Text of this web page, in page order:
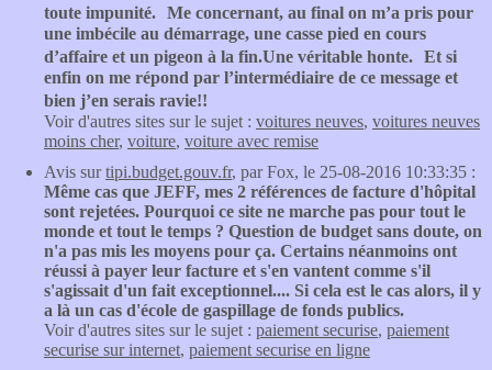
toute impunité. Me concernant, au final on m’a pris pour
une imbécile au démarrage, une casse pied en cours
d’affaire et un pigeon à la fin.Une véritable honte. Et si
enfin on me répond par l’intermédiaire de ce message et
bien j’en serais ravie!!
Voir d'autres sites sur le sujet : voitures neuves, voitures neuves
moins cher, voiture, voiture avec remise
Avis surtipi.budget.gouv.fr, par Fox, le 25-08-2016 10:33:35 :
Même cas que JEFF, mes 2 références de facture d'hôpital
sont rejetées. Pourquoi ce site ne marche pas pour tout le
monde et tout le temps ? Question de budget sans doute, on
n'a pas mis les moyens pour ça. Certains néanmoins ont
réussi à payer leur facture et s'en vantent comme s'il
s'agissait d'un fait exceptionnel.... Si cela est le cas alors, il y
a là un cas d'école de gaspillage de fonds publics.
Voir d'autres sites sur le sujet : paiement securise, paiement
securise sur internet, paiement securise en ligne